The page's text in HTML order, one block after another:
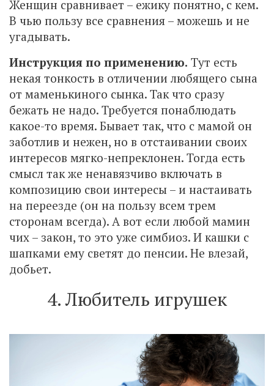
Женщин сравнивает – ежику понятно, с кем.
В чью пользу все сравнения – можешь и не
угадывать.
Инструкция по применению. Тут есть
некая тонкость в отличении любящего сына
от маменькиного сынка. Так что сразу
бежать не надо. Требуется понаблюдать
какое-то время. Бывает так, что с мамой он
заботлив и нежен, но в отстаивании своих
интересов мягко-непреклонен. Тогда есть
смысл так же ненавязчиво включать в
композицию свои интересы – и настаивать
на переезде (он на пользу всем трем
сторонам всегда). А вот если любой мамин
чих – закон, то это уже симбиоз. И кашки с
шапками ему светят до пенсии. Не влезай,
добьет.
4. Любитель игрушек